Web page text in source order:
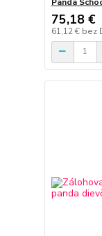
75,18 €
61,12 € bez